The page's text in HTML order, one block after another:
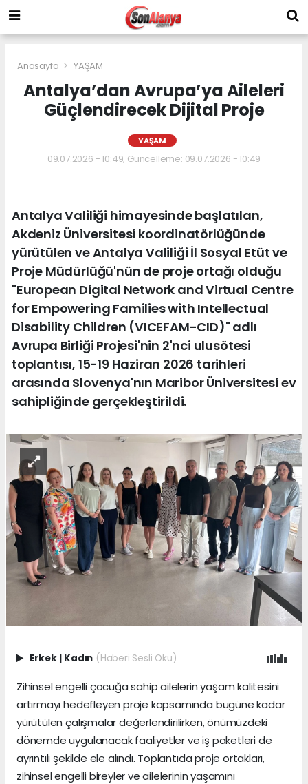
Anasayfa YAŞAM
Antalya’dan Avrupa’ya Aileleri
Güçlendirecek Dijital Proje
YAŞAM
09.07.2026 - 10:49, Güncelleme: 09.07.2026 - 10:49
Antalya Valiliği himayesinde başlatılan,
Akdeniz Üniversitesi koordinatörlüğünde
yürütülen ve Antalya Valiliği İl Sosyal Etüt ve
Proje Müdürlüğü'nün de proje ortağı olduğu
"European Digital Network and Virtual Centre
for Empowering Families with Intellectual
Disability Children (VICEFAM-CID)" adlı
Avrupa Birliği Projesi'nin 2'nci ulusötesi
toplantısı, 15-19 Haziran 2026 tarihleri
arasında Slovenya'nın Maribor Üniversitesi ev
sahipliğinde gerçekleştirildi.
Erkek | Kadın (Haberi Sesli Oku)
Zihinsel engelli çocuğa sahip ailelerin yaşam kalitesini
artırmayı hedefleyen proje kapsamında bugüne kadar
yürütülen çalışmalar değerlendirilirken, önümüzdeki
dönemde uygulanacak faaliyetler ve iş paketleri de
ayrıntılı şekilde ele alındı. Toplantıda proje ortakları,
zihinsel engelli bireyler ve ailelerinin yaşamını